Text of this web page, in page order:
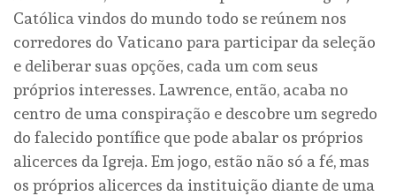
Católica vindos do mundo todo se reúnem nos
corredores do Vaticano para participar da seleção
e deliberar suas opções, cada um com seus
próprios interesses. Lawrence, então, acaba no
centro de uma conspiração e descobre um segredo
do falecido pontífice que pode abalar os próprios
alicerces da Igreja. Em jogo, estão não só a fé, mas
os próprios alicerces da instituição diante de uma